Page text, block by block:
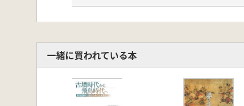
三好長慶の越水入城と摂津下郡段
長宗我部元親の阿波・伊予侵攻における
■第2章 進む城郭の再評価
遠江殿谷城(高藤城)の再検討/戸塚 和
岩村城を「霧ヶ城」と呼ぶこと/三宅
一緒に買われている本